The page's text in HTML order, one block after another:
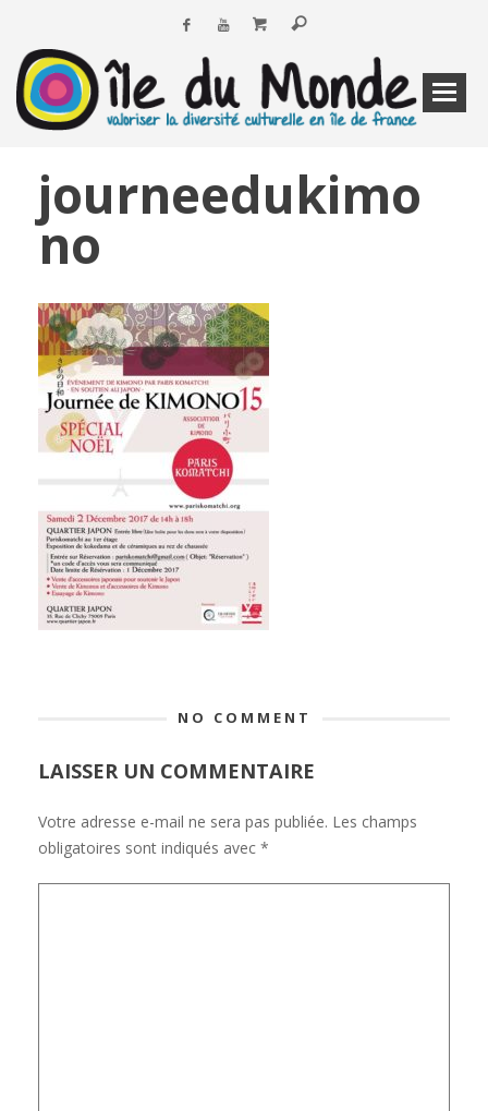
journeedukimo
no
NO COMMENT
LAISSER UN COMMENTAIRE
Votre adresse e-mail ne sera pas publiée. Les champs
obligatoires sont indiqués avec *